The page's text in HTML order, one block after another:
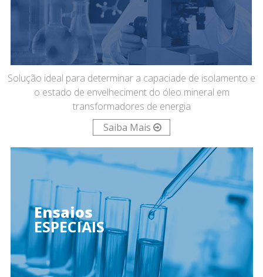
Solução ideal para determinar a capaciade de isolamento e
o estado de envelheciment do óleo mineral em
transformadores de energia
Saiba Mais
Ensaios
ESPECIAIS